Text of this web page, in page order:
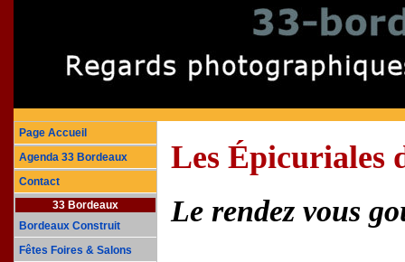
Page Accueil
Agenda 33 Bordeaux
Contact
33 Bordeaux
Bordeaux Construit
Fêtes Foires & Salons
Les Épicuriales
Le rendez vous